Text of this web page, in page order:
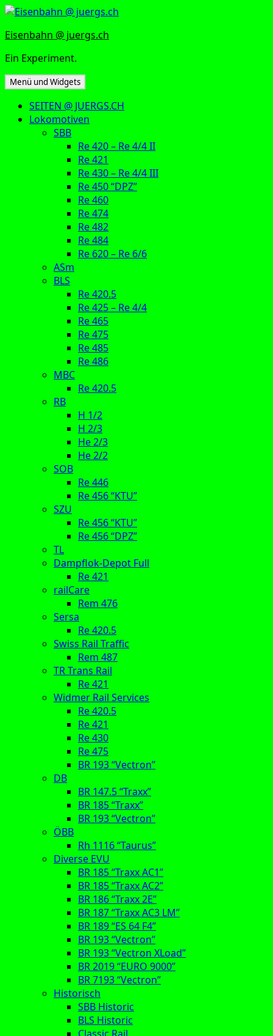
Zum
springen
Eisenbahn @ juergs.ch
Ein Experiment.
Menü und Widgets
SEITEN @ JUERGS.CH
Lokomotiven
SBB
Re 420 – Re 4/4 II
Re 421
Re 430 – Re 4/4 III
Re 450 “DPZ”
Re 460
Re 474
Re 482
Re 484
Re 620 – Re 6/6
ASm
BLS
Re 420.5
Re 425 – Re 4/4
Re 465
Re 475
Re 485
Re 486
MBC
Re 420.5
RB
H 1/2
H 2/3
He 2/3
He 2/2
SOB
Re 446
Re 456 “KTU”
SZU
Re 456 “KTU”
Re 456 “DPZ”
TL
Dampflok-Depot Full
Re 421
railCare
Rem 476
Sersa
Re 420.5
Swiss Rail Traffic
Rem 487
TR Trans Rail
Re 421
Widmer Rail Services
Re 420.5
Re 421
Re 430
Re 475
BR 193 “Vectron”
DB
BR 147.5 “Traxx”
BR 185 “Traxx”
BR 193 “Vectron”
ÖBB
Rh 1116 “Taurus”
Diverse EVU
BR 185 “Traxx AC1”
BR 185 “Traxx AC2”
BR 186 “Traxx 2E”
BR 187 “Traxx AC3 LM”
BR 189 “ES 64 F4”
BR 193 “Vectron”
BR 193 “Vectron XLoad”
BR 2019 “EURO 9000”
BR 7193 “Vectron”
Historisch
SBB Historic
BLS Historic